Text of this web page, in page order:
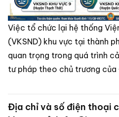
Việc tổ chức lại hệ thống
(VKSND) khu vực tại thành
quan trọng trong quá trình
tư pháp theo chủ trương của
Địa chỉ và số điện thoại